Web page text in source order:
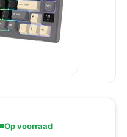
Op voorraad